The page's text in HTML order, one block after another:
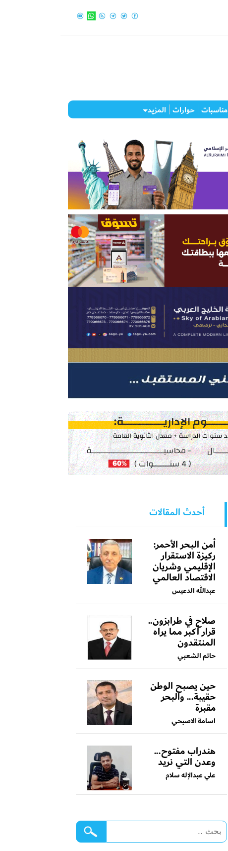
مناسبات حوارات المزيد
أحدث المقالات
أمن البحر الأحمر:
ركيزة الاستقرار
الإقليمي وشريان
الاقتصاد العالمي
عبدالله الدعيس
صلاح في طرابزون..
قرار أكبر مما يراه
المنتقدون
حاتم الشعبي
حين يصبح الوطن
حقيبة... والبحر
مقبرة
اسامة الاصبحي
هندراب مفتوح...
وعدن التي نريد
علي عبدالإله سلام